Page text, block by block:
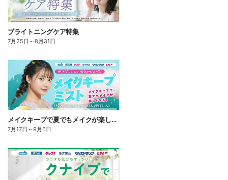
ブライトニングケア特集
7月25日 ～8月31日
メイクキープで夏でもメイクが楽しくなる!
7月17日 ～9月6日